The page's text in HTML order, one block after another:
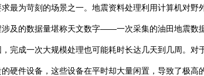
最为苛刻的场景之一。地震资料处理利用计算机对
及的数据量堪称天文数字——一次采集的油田地震数
完成一次大规模处理也可能耗时长达几天到几周。
硬件设备，这些设备在平时却大量闲置，导致了极高